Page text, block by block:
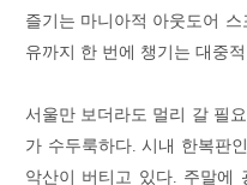
즐기는 마니아적 아웃도어
유까지 한 번에 챙기는 대중
서울만 보더라도 멀리 갈 필
가 수두룩하다. 시내 한복판
악산이 버티고 있다. 주말에